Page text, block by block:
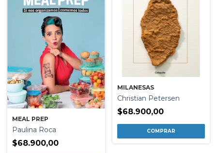
MEAL PREP
Paulina Roca
$68.900,00
MILANESAS
Christian Petersen
$68.900,00